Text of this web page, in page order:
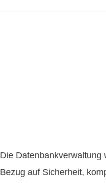
Die Datenbankverwaltung
Bezug auf Sicherheit,